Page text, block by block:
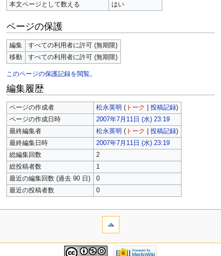
本文ページとして数える
はい
ページの保護
編集
すべての利用者に許可 (無期限)
移動
すべての利用者に許可 (無期限)
このページの保護記録を閲覧。
編集履歴
ページの作成者 松永英明 (トーク 投稿記録)
ページの作成日時
2007年7月11日 (水) 23:19
最終編集者
松永英明 (トーク 投稿記録)
最終編集日時
2007年7月11日 (水) 23:19
総編集回数
2
総投稿者数
1
最近の編集回数 (過去 90 日)
0
最近の投稿者数
0